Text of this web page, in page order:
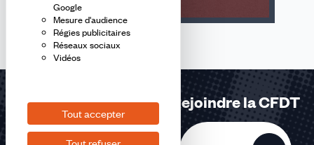
Google
Mesure d'audience
Régies publicitaires
Réseaux sociaux
Vidéos
Tout accepter
Rejoindre la CFDT